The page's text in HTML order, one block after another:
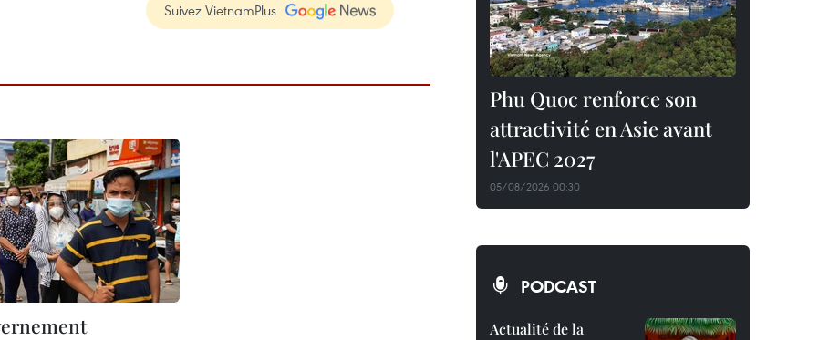
Suivez VietnamPlus
Phu Quoc renforce son
attractivité en Asie avant
l'APEC 2027
05/08/2026 00:30
PODCAST
Actualité de la